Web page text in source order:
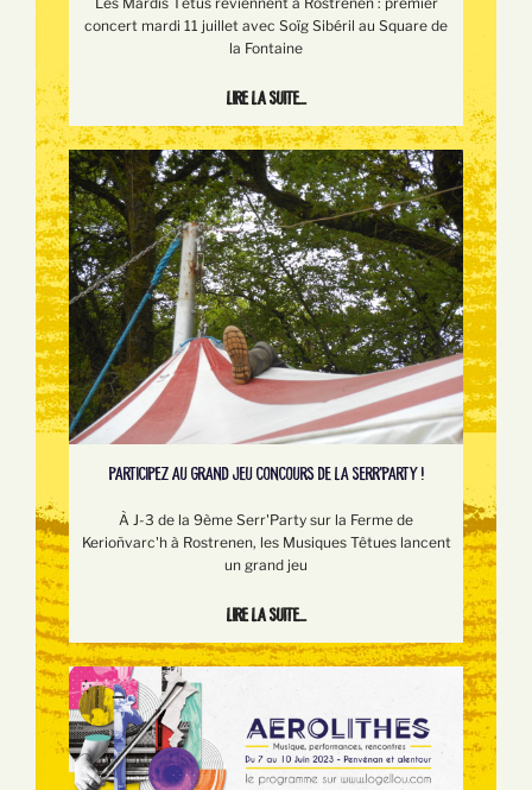
concert mardi 11 juillet avec Soïg Sibéril au Square de
la Fontaine
Lire la suite...
PARTICIPEZ AU GRAND JEU CONCOURS DE LA SERR'PARTY !
À J-3 de la 9ème Serr'Party sur la Ferme de
Kerioñvarc'h à Rostrenen, les Musiques Têtues lancent
un grand jeu
Lire la suite...